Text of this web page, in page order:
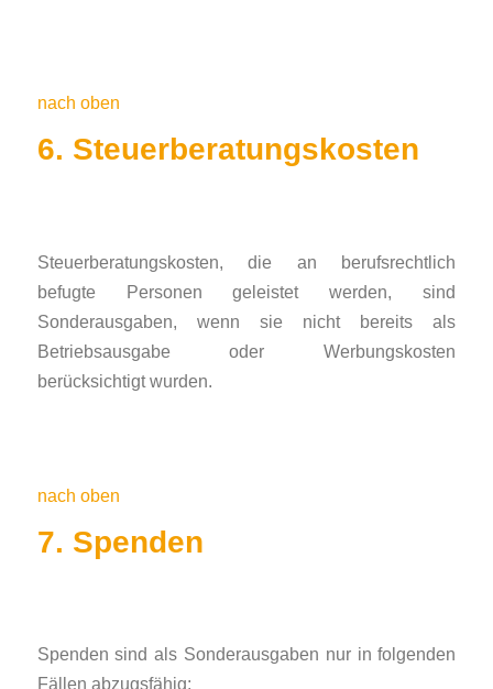
nach oben
6. Steuerberatungskosten
Steuerberatungskosten, die an berufsrechtlich
befugte Personen geleistet werden, sind
Sonderausgaben, wenn sie nicht bereits als
Betriebsausgabe oder Werbungskosten
berücksichtigt wurden.
nach oben
7. Spenden
Spenden sind als Sonderausgaben nur in folgenden
Fällen abzugsfähig: